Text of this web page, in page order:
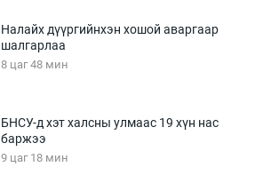
Налайх дүүргийнхэн хошой аваргаар
шалгарлаа
8 цаг 48 мин
БНСУ-д хэт халсны улмаас 19 хүн нас
баржээ
9 цаг 18 мин